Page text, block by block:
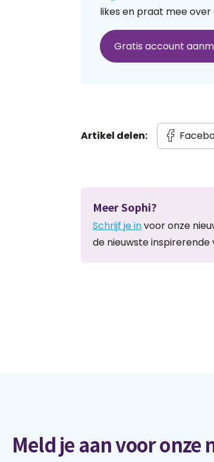
likes en praat mee
Gratis account
Artikel delen:
Meer Sophi?
Schrijf je invoor onze
de nieuwste inspirerende
Meld je aan voor onze